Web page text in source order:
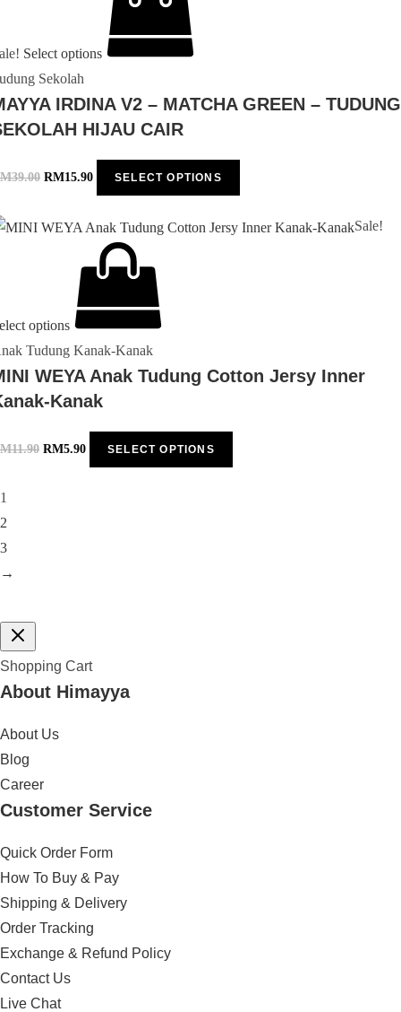
Select options
Sekolah
IRDINA V2 – MATCHA GREEN – TUDUNG
HIJAU CAIR
39.00 RM15.90 SELECT OPTIONS
Sale!
options
Tudung Kanak-Kanak
WEYA Anak Tudung Cotton Jersy Inner
Kanak
11.90 RM5.90 SELECT OPTIONS
1
2
3
→
Shopping Cart
About Himayya
About Us
Blog
Career
Customer Service
Quick Order Form
How To Buy & Pay
Shipping & Delivery
Order Tracking
Exchange & Refund Policy
Contact Us
Live Chat